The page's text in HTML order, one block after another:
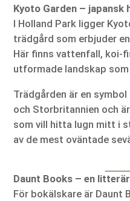
Kyoto Garden – japansk
I Holland Park ligger
trädgård som erbjuder
Här finns vattenfall, koi-
utformade landskap
Trädgården är en
och Storbritannien och
som vill hitta lugn mitt i
av de mest oväntade
Daunt Books – en
För bokälskare är Daunt